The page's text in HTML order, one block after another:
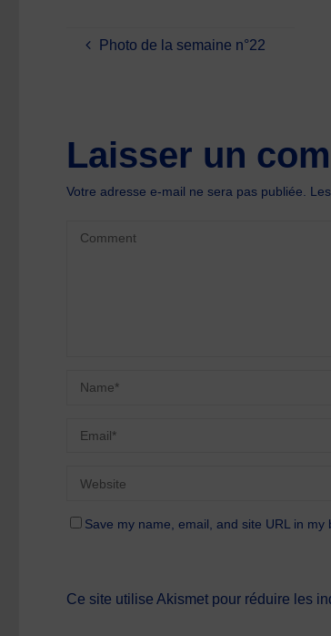
Photo de la semaine n°22
Laisser un
Votre adresse e-mail ne sera pas publiée.
Save my name, email, and site URL in
Ce site utilise Akismet pour réduire les